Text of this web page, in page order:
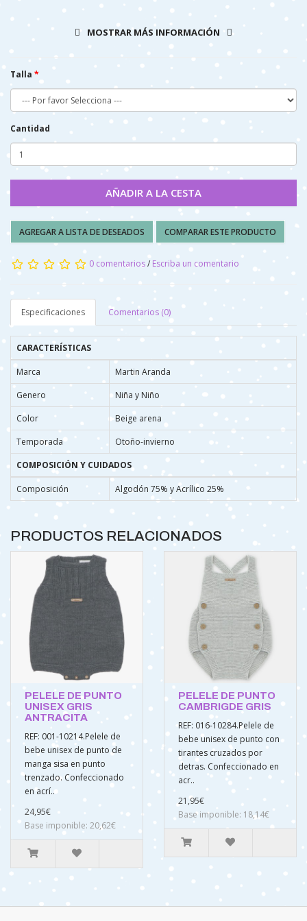
Es abierto por detrás y por debajo mediante botoncitos de
.
MOSTRAR MÁS INFORMACIÓN
Talla
Cantidad
AÑADIR A LA CESTA
AGREGAR A LISTA DE DESEADOS COMPARAR ESTE PRODUCTO
0 comentarios/ Escriba un comentario
Especificaciones Comentarios (0)
CARACTERÍSTICAS
Marca
Martin Aranda
Genero
Niña y Niño
Color
Beige arena
Temporada
Otoño-invierno
COMPOSICIÓN Y CUIDADOS
Composición Algodón 75% y Acrílico 25%
PRODUCTOS RELACIONADOS
PELELE DE PUNTO
UNISEX GRIS
ANTRACITA
REF: 001-10214.Pelele de
bebe unisex de punto de
manga sisa en punto
trenzado. Confeccionado
en acrí..
24,95€
Base imponible: 20,62€
PELELE DE PUNTO
CAMBRIGDE GRIS
REF: 016-10284.Pelele de
bebe unisex de punto con
tirantes cruzados por
detras. Confeccionado en
acr..
21,95€
Base imponible: 18,14€